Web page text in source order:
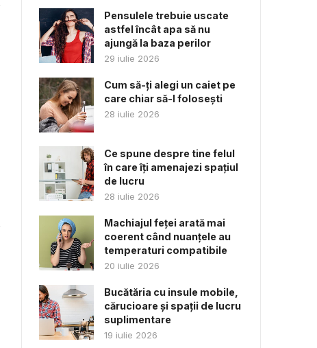
Pensulele trebuie uscate
astfel încât apa să nu
ajungă la baza perilor
29 iulie 2026
Cum să-ți alegi un caiet pe
care chiar să-l folosești
28 iulie 2026
Ce spune despre tine felul
în care îți amenajezi spațiul
de lucru
28 iulie 2026
Machiajul feței arată mai
coerent când nuanțele au
temperaturi compatibile
20 iulie 2026
Bucătăria cu insule mobile,
cărucioare și spații de lucru
suplimentare
19 iulie 2026